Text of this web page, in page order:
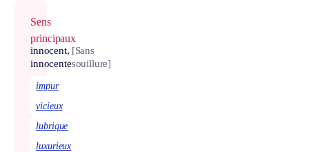
Sens
principaux
innocent,
innocente
[Sans
souillure]
impur
vicieux
lubrique
luxurieux